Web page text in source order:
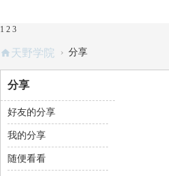
1 2 3
天野学院 › 分享
分享
好友的分享
我的分享
随便看看